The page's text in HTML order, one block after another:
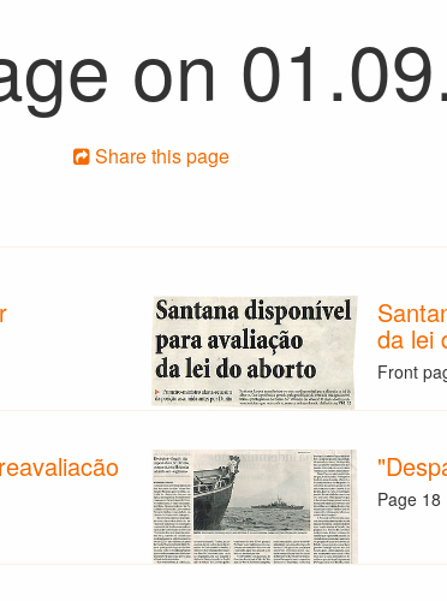
on
Share this page
da lei
Front
Page 18